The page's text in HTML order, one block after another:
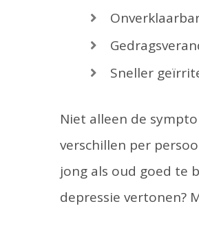
Sneller
Niet alleen de
verschillen per
jong als oud goed te
depressie vertonen?